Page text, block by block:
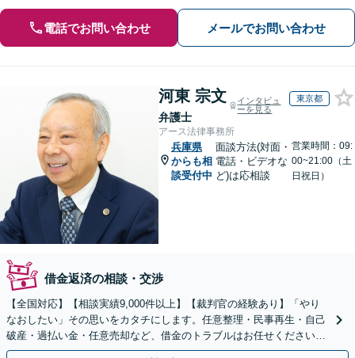
電話でお問い合わせ メールでお問い合わせ
河東 宗文
弁護士
インタビュ
ーを見る
東京都
アース法律事務所
兵庫県
からも相
談受付中
面談方法(対面・
電話・ビデオな
ど)は応相談
営業時間：09:
00~21:00（土
日祝日）
借金返済の相談・交渉
【全国対応】【相談実績9,000件以上】【裁判官の経験あり】「やり
なおしたい」その思いをカタチにします。任意整理・民事再生・自己
破産・過払い金・任意売却など、借金のトラブルはお任せください。
【初回相談無料】【全国対応可能】